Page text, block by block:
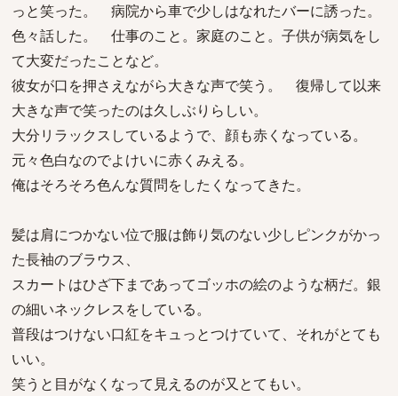
っと笑った。 病院から車で少しはなれたバーに誘った。
色々話した。 仕事のこと。家庭のこと。子供が病気をし
て大変だったことなど。
彼女が口を押さえながら大きな声で笑う。 復帰して以来
大きな声で笑ったのは久しぶりらしい。
大分リラックスしているようで、顔も赤くなっている。
元々色白なのでよけいに赤くみえる。
俺はそろそろ色んな質問をしたくなってきた。
髪は肩につかない位で服は飾り気のない少しピンクがかっ
た長袖のブラウス、
スカートはひざ下まであってゴッホの絵のような柄だ。銀
の細いネックレスをしている。
普段はつけない口紅をキュっとつけていて、それがとても
いい。
笑うと目がなくなって見えるのが又とてもい。